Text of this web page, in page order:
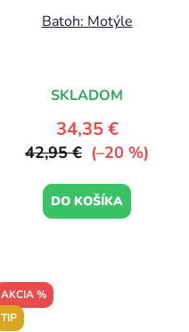
Batoh: Motýle
SKLADOM
34,35 €
42,95 € (–20 %)
DO KOŠÍKA
AKCIA %
TIP